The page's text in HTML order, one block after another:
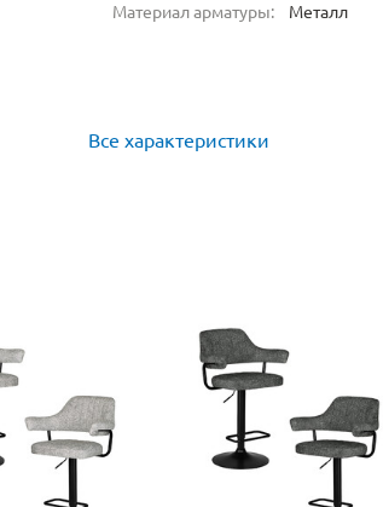
Материал арматуры:
Металл
Все характеристики